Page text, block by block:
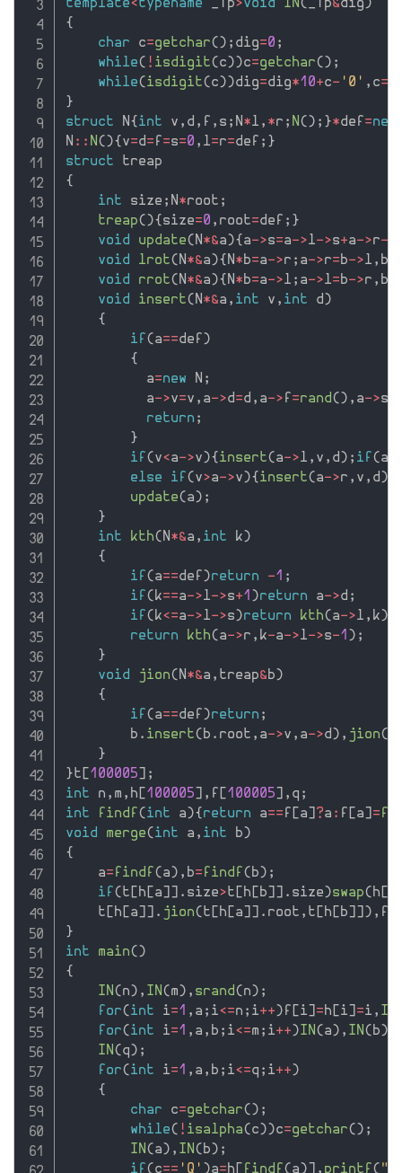
template<typename _Tp>void IN(_Tp&dig)
{
char c=getchar() ; dig=0 ;
while( ! isdigit(c))c=getchar() ;
while(isdigit(c))dig=dig*10+c- '0' , c=
}
struct N{int v , d , f , s ; N*l , *r ; N() ; }*def =new
N :: N(){v=d= f =s=0 , l=r=def ; }
struct
{
int size ; N*root ;
treap(){size=0 , root=def ; }
void
update(N*&a){a->s=a->l->s+a->r-
void
lrot(N*&a){N*b=a->r ; a->r=b->l , b
void
rrot(N*&a){N*b=a->l ; a->l=b->r , b
void
insert(N*&a , int v , int d)
{
if (a==def )
{
          a
=new N ;
          a
->v=v , a->d=d , a-> f =rand() , a->s
return ;
}
if (v<a->v){insert(a->l , v , d) ; if (a
else
if (v>a->v){insert(a->r , v , d)
update(a) ;
}
int
kth(N*&a , int k)
{
if (a==def )return -1 ;
if (k==a->l->s+1 )return a->d ;
if (k<=a->l->s)return kth(a->l , k)
return
kth(a->r , k-a->l->s-1 ) ;
}
void
jion(N*&a , treap&b)
{
if (a==def )return ;
        b
. insert(b . root , a->v , a->d) , jion(
}
}t [100005] ;
int n , m , h [100005] , f [100005] , q ;
int
findf (int a){return a== f [a] ?a : f [a] =
void
merge(int a , int b)
{
    a
= findf (a) , b= findf (b) ;
if (t [h [a] ] . size>t [h [b] ] . size)swap(h [
    t
[h [a] ] . jion(t [h [a] ] . root , t [h [b] ] ) , f
}
int
main()
{
IN(n) , IN(m) , srand(n) ;
for(int i=1 , a ; i<=n ; i++) f [i] =h [i] =i , IN
for(int i=1 , a , b ; i<=m ; i++)IN(a) , IN(b)
IN(q) ;
for(int i=1 , a , b ; i<=q ; i++)
{
char c=getchar() ;
while( ! isalpha(c))c=getchar() ;
IN(a) , IN(b) ;
if ( c== 'Q' )a= h findf ( a ) , printf (